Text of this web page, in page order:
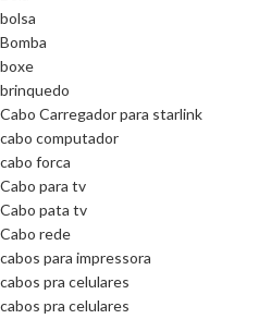
bolsa
Bomba
boxe
brinquedo
Cabo Carregador para starlink
cabo computador
cabo forca
Cabo para tv
Cabo pata tv
Cabo rede
cabos para impressora
cabos pra celulares
cabos pra celulares